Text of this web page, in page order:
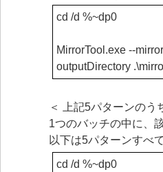
cd /d %~dp0
MirrorTool.exe --
outputDirectory
＜ 上記5パターンのう
1つのバッチの中に、
以下は5パターンすべ
cd /d %~dp0